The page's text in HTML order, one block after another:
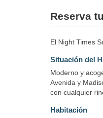
Reserva
El Night Times
Situación del
Moderno y
Avenida y
con cualquier
Habitación